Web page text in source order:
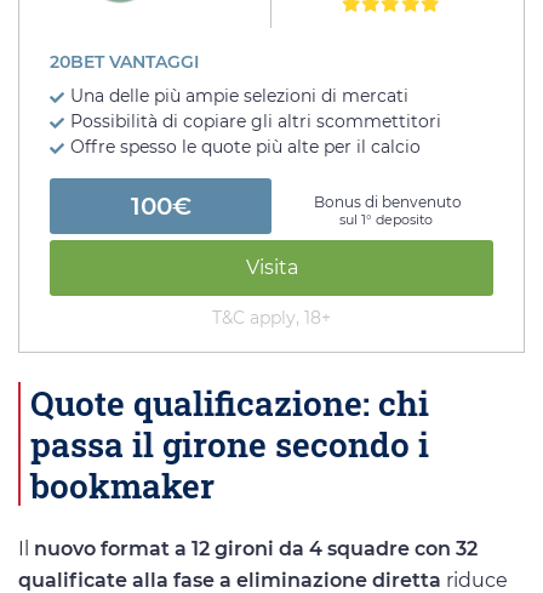
20BET VANTAGGI
Una delle più ampie selezioni di mercati
Possibilità di copiare gli altri scommettitori
Offre spesso le quote più alte per il calcio
100€ Bonus di benvenuto
sul 1° deposito
Visita
T&C apply, 18+
Quote qualificazione: chi
passa il girone secondo i
bookmaker
Il nuovo format a 12 gironi da 4 squadre con 32
qualificate alla fase a eliminazione diretta riduce